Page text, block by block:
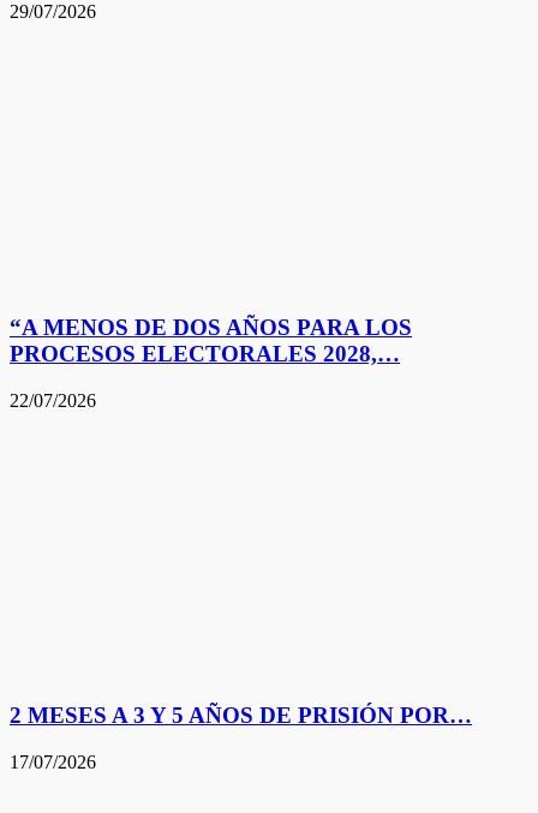
29/07/2026
“A MENOS DE DOS AÑOS PARA LOS
PROCESOS ELECTORALES 2028,…
22/07/2026
2 MESES A 3 Y 5 AÑOS DE PRISIÓN POR…
17/07/2026